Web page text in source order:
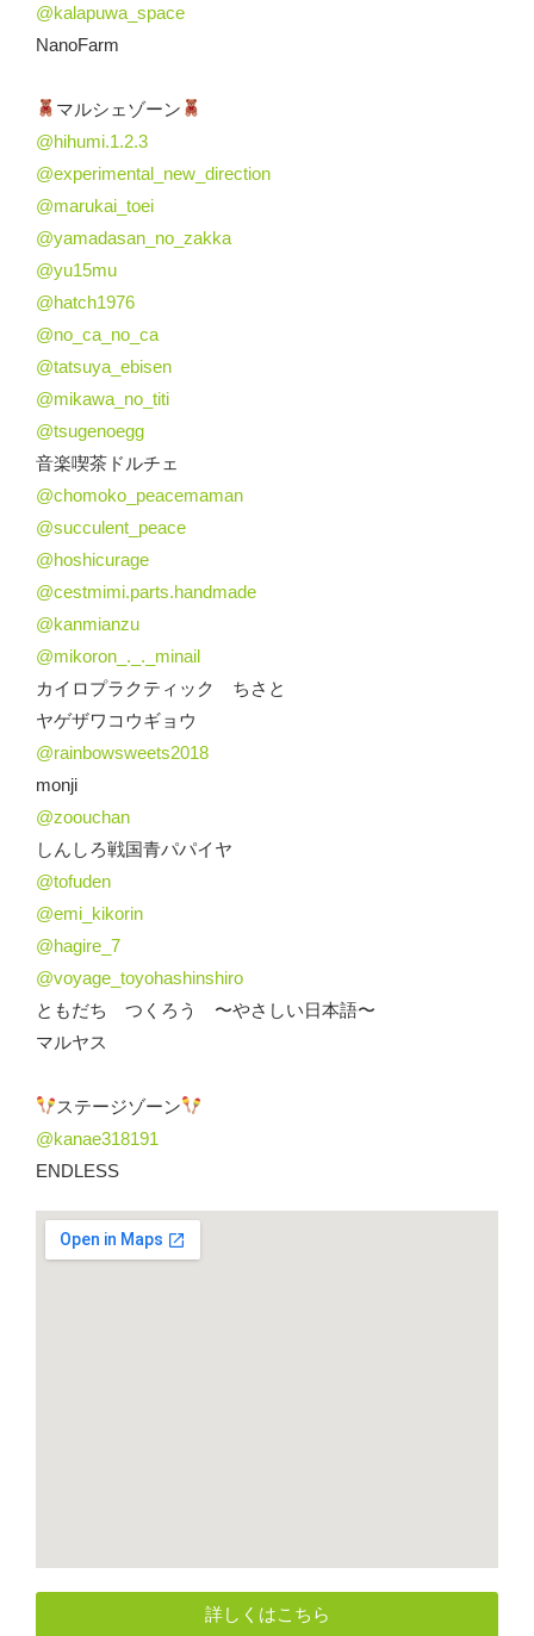
@kalapuwa_space
NanoFarm
マルシェゾーン
@hihumi.1.2.3
@experimental_new_direction
@marukai_toei
@yamadasan_no_zakka
@yu15mu
@hatch1976
@no_ca_no_ca
@tatsuya_ebisen
@mikawa_no_titi
@tsugenoegg
音楽喫茶ドルチェ
@chomoko_peacemaman
@succulent_peace
@hoshicurage
@cestmimi.parts.handmade
@kanmianzu
@mikoron_._._minail
カイロプラクティック ちさと
ヤゲザワコウギョウ
@rainbowsweets2018
monji
@zoouchan
しんしろ戦国青パパイヤ
@tofuden
@emi_kikorin
@hagire_7
@voyage_toyohashinshiro
ともだち つくろう 〜やさしい日本語〜
マルヤス
ステージゾーン
@kanae318191
ENDLESS
詳しくはこちら